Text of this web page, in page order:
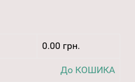
0.00 грн.
До КОШИКА